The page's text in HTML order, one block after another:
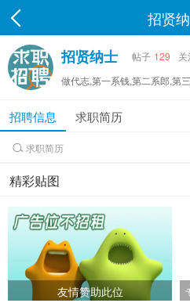
招贤
招贤纳士 帖子 129 关
做代志,第一系钱,第二系郎,第
招聘信息 求职简历
 求职简历
精彩贴图
友情赞助此位